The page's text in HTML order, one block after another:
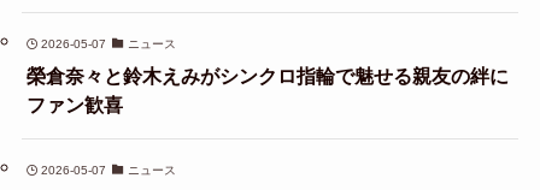
2026-05-07 ニュース
榮倉奈々と鈴木えみがシンクロ指輪で魅せる親友の絆に
ファン歓喜
2026-05-07 ニュース